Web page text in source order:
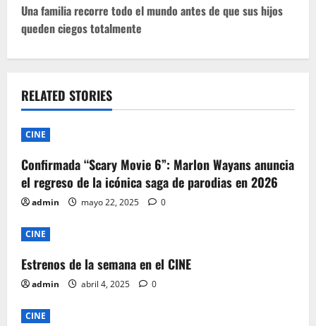
t
n
v
i
g
a
t
i
o
n
Una familia recorre todo el mundo antes de que sus hijos
queden ciegos totalmente
RELATED STORIES
CINE
Confirmada “Scary Movie 6”: Marlon Wayans anuncia
el regreso de la icónica saga de parodias en 2026
admin mayo 22, 2025 0
CINE
Estrenos de la semana en el CINE
admin abril 4, 2025 0
CINE